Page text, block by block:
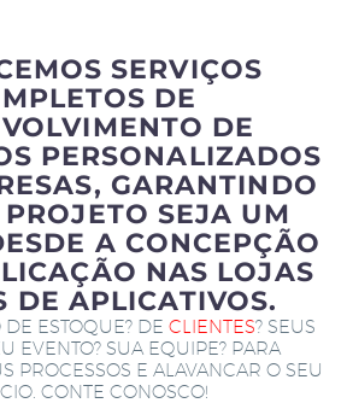
SERVIÇOS
DE
DE
PERSONALIZADOS
GARANTINDO
SEJA UM
A CONCEPÇÃO
NAS LOJAS
DE APLICATIVOS.
ESTOQUE? DE CLIENTES? SEUS
EVENTO? SUA EQUIPE? PARA
PROCESSOS E ALAVANCAR O SEU
CONTE CONOSCO!